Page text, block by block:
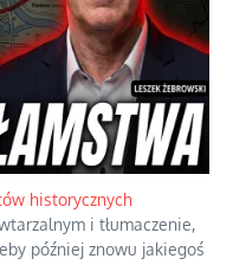
rozsądku
jest skłonność do
moralnych, w tym
...